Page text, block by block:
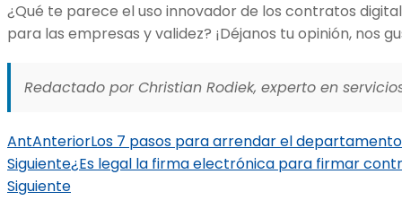
¿Qué te parece el uso innovador de los contratos
para las empresas y validez? ¡Déjanos tu opinión, nos
Redactado por Christian Rodiek, experto en
AntAnteriorLos 7 pasos para arrendar el
Siguiente¿Es legal la firma electrónica para firmar
Siguiente